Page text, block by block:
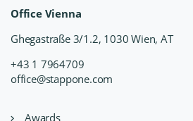
Office Vienna
Ghegastraße 3/1.2, 1030 Wien, AT
+43 1 7964709
office@stappone.com
Awards